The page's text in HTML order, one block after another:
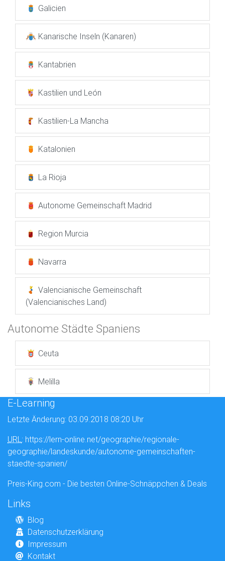
Galicien
Kanarische Inseln (Kanaren)
Kantabrien
Kastilien und León
Kastilien-La Mancha
Katalonien
La Rioja
Autonome Gemeinschaft Madrid
Region Murcia
Navarra
Valencianische Gemeinschaft
(Valencianisches Land)
Autonome Städte Spaniens
Ceuta
Melilla
E-Learning
Letzte Änderung: 03.09.2018 08:20 Uhr
URL: https://lern-online.net/geographie/regionale-
geographie/landeskunde/autonome-gemeinschaften-
staedte-spanien/
Preis-King.com - Die besten Online-Schnäppchen & Deals
Links
Blog
Datenschutzerklärung
Impressum
Kontakt